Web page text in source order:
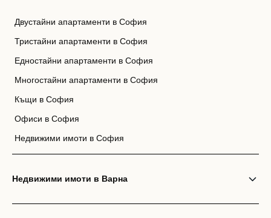
Двустайни апартаменти в София
Тристайни апартаменти в София
Едностайни апартаменти в София
Многостайни апартаменти в София
Къщи в София
Офиси в София
Недвижими имоти в София
Недвижими имоти в Варна